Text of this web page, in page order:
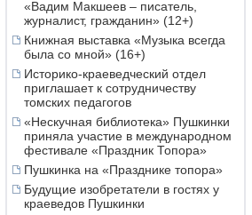
«Вадим Макшеев – писатель,
журналист, гражданин» (12+)
Книжная выставка «Музыка всегда
была со мной» (16+)
Историко-краеведческий отдел
приглашает к сотрудничеству
томских педагогов
«Нескучная библиотека» Пушкинки
приняла участие в международном
фестивале «Праздник Топора»
Пушкинка на «Празднике топора»
Будущие изобретатели в гостях у
краеведов Пушкинки